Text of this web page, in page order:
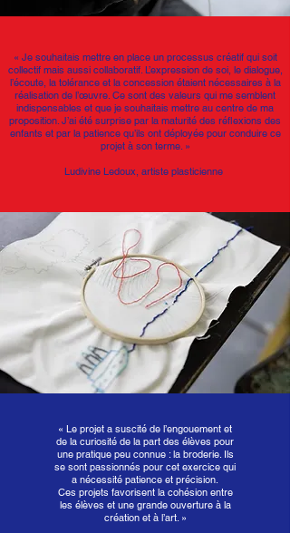
« Je souhaitais mettre en place un processus créatif qui soit
collectif mais aussi collaboratif. L’expression de soi, le dialogue,
l’écoute, la tolérance et la concession étaient nécessaires à la
réalisation de l’œuvre. Ce sont des valeurs qui me semblent
indispensables et que je souhaitais mettre au centre de ma
proposition. J’ai été surprise par la maturité des réﬂexions des
enfants et par la patience qu’ils ont déployée pour conduire ce
projet à son terme. »
Ludivine Ledoux, artiste plasticienne
« Le projet a suscité de l’engouement et
de la curiosité de la part des élèves pour
une pratique peu connue : la broderie. Ils
se sont passionnés pour cet exercice qui
a nécessité patience et précision.
Ces projets favorisent la cohésion entre
les élèves et une grande ouverture à la
création et à l’art. »